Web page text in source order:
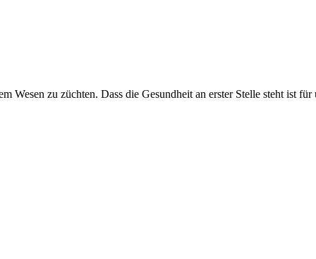
zu züchten. Dass die Gesundheit an erster Stelle steht ist für